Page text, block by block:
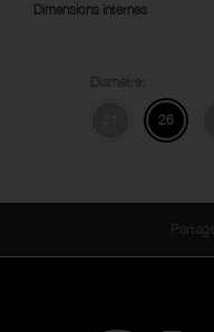
Dimensions internes
26